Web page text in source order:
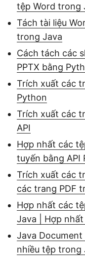
tệp Word trong
Tách tài liệu
trong Java
Cách tách các
PPTX bằng
Trích xuất các
Python
Trích xuất các
API
Hợp nhất các
tuyến bằng API
Trích xuất các
các trang PDF
Hợp nhất các
Java | Hợp
Java
nhiều tệp trong